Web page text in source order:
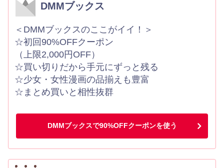
DMMブックス
＜DMMブックスのここがイイ！＞
☆初回90%OFFクーポン
（上限2,000円OFF）
☆買い切りだから手元にずっと残る
☆少女・女性漫画の品揃えも豊富
☆まとめ買いと相性抜群
DMMブックスで90%OFFクーポンを使う